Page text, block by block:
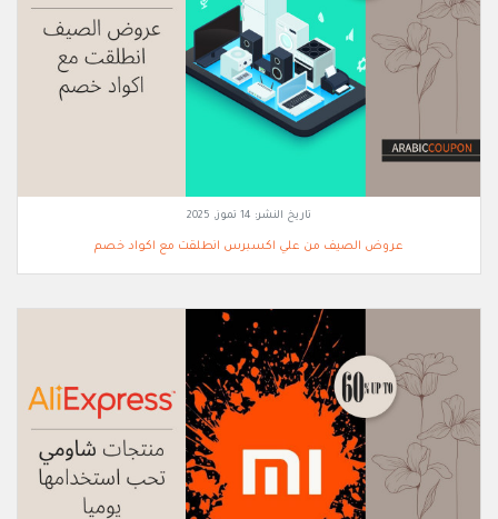
تاريخ النشر: 14 تموز, 2025
عروض الصيف من علي اكسبرس انطلقت مع اكواد خصم